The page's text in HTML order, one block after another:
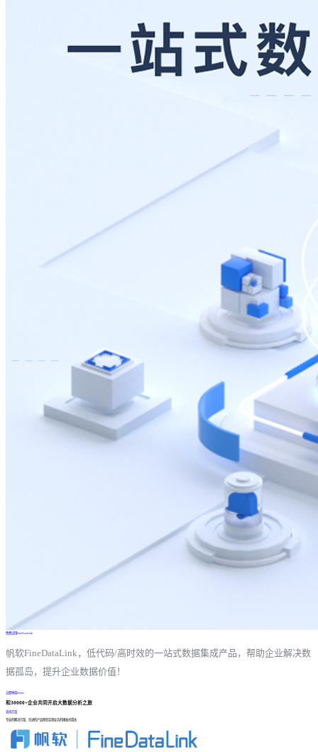
免费试用FineDataLink
帆软FineDataLink，低代码/高时效的一站式数据集成产品，帮助企业解决数
据孤岛，提升企业数据价值！
立即体验Demo
和30000+企业共同开启大数据分析之旅
咨询方案
专业的解决方案、先进的产品帮您实现业务的爆发式增长